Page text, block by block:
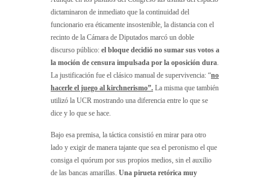
dictaminaron de inmediato que la continuidad del
funcionario era éticamente insostenible, la distancia con el
recinto de la Cámara de Diputados marcó un doble
discurso público: el bloque decidió no sumar sus votos a
la moción de censura impulsada por la oposición dura
La justificación fue el clásico manual de supervivencia: “no
hacerle el juego al kirchnerismo”. La misma que también
utilizó la UCR mostrando una diferencia entre lo que se
dice y lo que se hace.
Bajo esa premisa, la táctica consistió en mirar para otro
lado y exigir de manera tajante que sea el peronismo el que
consiga el quórum por sus propios medios, sin el auxilio
de las bancas amarillas. Una pirueta retórica muy